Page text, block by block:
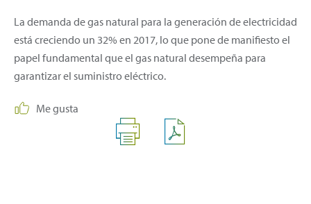
La demanda de gas natural para la generación de electricidad
está creciendo un 32% en 2017, lo que pone de manifiesto el
papel fundamental que el gas natural desempeña para
garantizar el suministro eléctrico.
Me gusta